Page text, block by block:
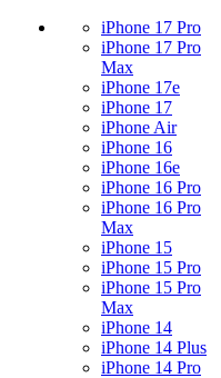
iPhone 17 Pro
iPhone 17 Pro
Max
iPhone 17e
iPhone 17
iPhone Air
iPhone 16
iPhone 16e
iPhone 16 Pro
iPhone 16 Pro
Max
iPhone 15
iPhone 15 Pro
iPhone 15 Pro
Max
iPhone 14
iPhone 14 Plus
iPhone 14 Pro